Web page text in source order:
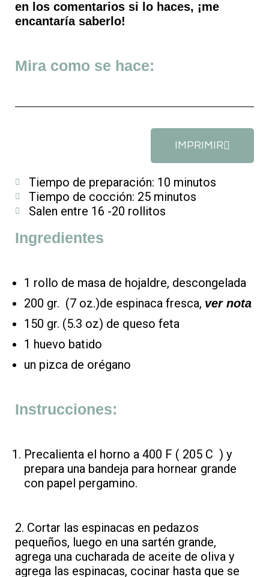
en los comentarios si lo haces, ¡me
encantaría saberlo!
Mira como se hace:
IMPRIMIR
Tiempo de preparación: 10 minutos
Tiempo de cocción: 25 minutos
Salen entre 16 -20 rollitos
Ingredientes
1 rollo de masa de hojaldre, descongelada
200 gr. (7 oz.)de espinaca fresca, ver nota
150 gr. (5.3 oz) de queso feta
1 huevo batido
un pizca de orégano
Instrucciones:
Precalienta el horno a 400 F ( 205 C ) y
prepara una bandeja para hornear grande
con papel pergamino.
2. Cortar las espinacas en pedazos
pequeños, luego en una sartén grande,
agrega una cucharada de aceite de oliva y
agrega las espinacas, cocinar hasta que se